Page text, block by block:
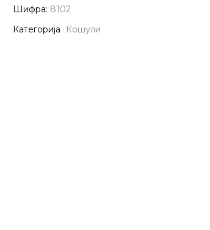
Шифра: 8102
Категорија
Кошули